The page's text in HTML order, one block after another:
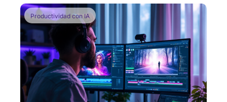
Productividad con IA